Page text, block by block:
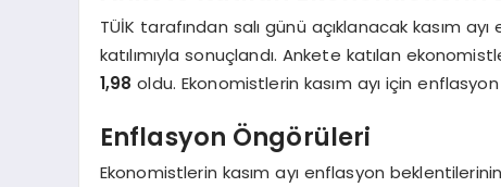
TÜİK tarafından salı günü açıklanacak kasım
katılımıyla sonuçlandı. Ankete katılan
1,98 oldu. Ekonomistlerin kasım ayı için
Enflasyon Öngörüleri
Ekonomistlerin kasım ayı enflasyon